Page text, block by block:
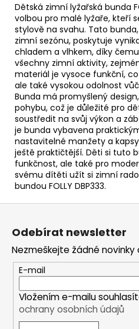
Dětská zimní lyžařská bunda
volbou pro malé lyžaře, kteří
stylově na svahu. Tato
zimní sezónu, poskytuje
chladem a vlhkem, díky
všechny zimní aktivity,
materiál je vysoce funkční,
ale také vysokou odolnost
Bunda má promyšlený
pohybu, což je důležité pro
soustředit na svůj výkon a
je bunda vybavena
nastavitelné manžety a
ještě praktičtější. Děti si tuto
funkčnost, ale také pro
svému dítěti užít si zimní
bundou FOLLY DBP333.
Z
Odebírat newsletter
Nezmeškejte žádné novinky
E-mail
Vložením e-mailu
ochrany osobních údajů